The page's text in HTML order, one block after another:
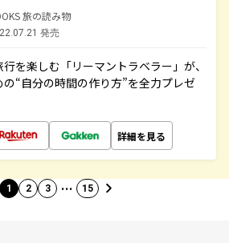
旅の読み物
発売
を楽しむ「リーマントラベラー」が、
“自分の時間の作り方”を全力プレゼ
詳細を見る
1 2 3 … 15